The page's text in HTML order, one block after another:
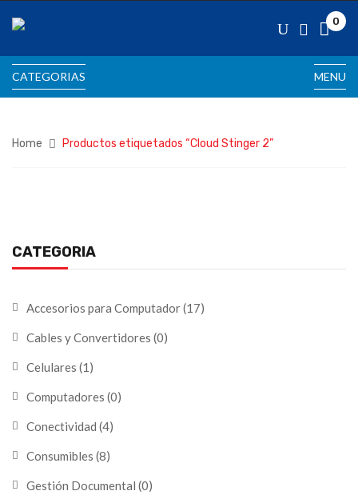
0
CATEGORIAS MENU
Home Productos etiquetados “Cloud Stinger 2”
CATEGORIA
Accesorios para Computador(17)
Cables y Convertidores (0)
Celulares (1)
Computadores (0)
Conectividad (4)
Consumibles (8)
Gestión Documental (0)